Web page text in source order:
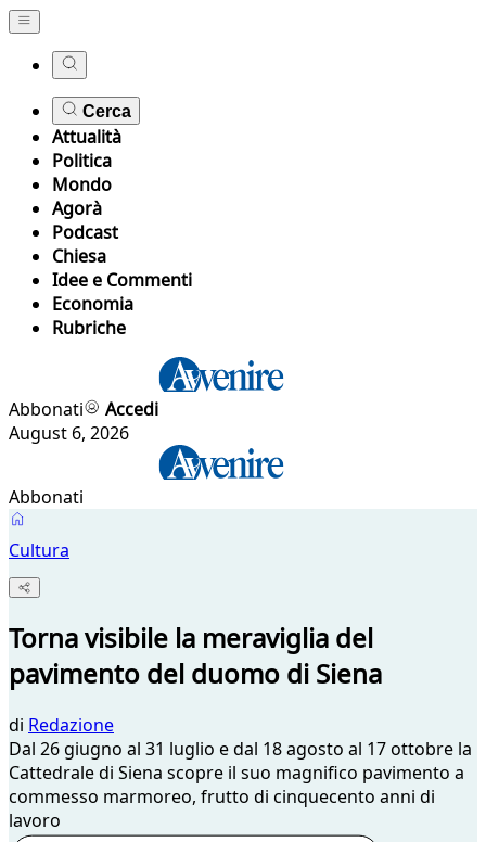
Cerca
Attualità
Politica
Mondo
Agorà
Podcast
Chiesa
Idee e Commenti
Economia
Rubriche
Abbonati
Accedi
August 6, 2026
Abbonati
Cultura
Torna visibile la meraviglia del
pavimento del duomo di Siena
di Redazione
Dal 26 giugno al 31 luglio e dal 18 agosto al 17 ottobre la
Cattedrale di Siena scopre il suo magnifico pavimento a
commesso marmoreo, frutto di cinquecento anni di
lavoro